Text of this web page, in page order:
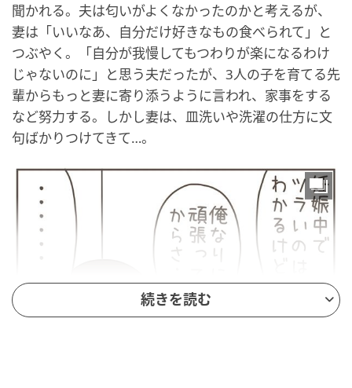
聞かれる。夫は匂いがよくなかったのかと考えるが、
妻は「いいなあ、自分だけ好きなもの食べられて」と
つぶやく。「自分が我慢してもつわりが楽になるわけ
じゃないのに」と思う夫だったが、3人の子を育てる先
輩からもっと妻に寄り添うように言われ、家事をする
など努力する。しかし妻は、皿洗いや洗濯の仕方に文
句ばかりつけてきて…。
続きを読む